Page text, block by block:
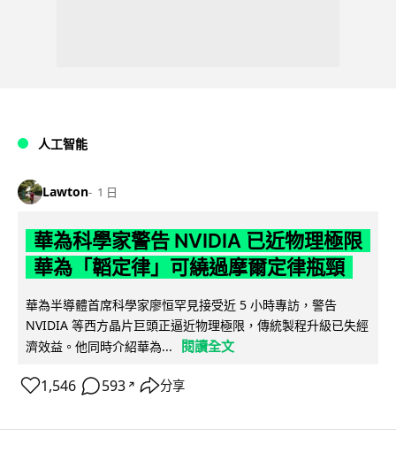
人工智能
Lawton 1 日
華為科學家警告 NVIDIA 已近物理極限
華為「韜定律」可繞過摩爾定律瓶頸
華為半導體首席科學家廖恒罕見接受近 5 小時專訪，警告
NVIDIA 等西方晶片巨頭正逼近物理極限，傳統製程升級已失經
濟效益。他同時介紹華為...
閱讀全文
1,546 593 ↗ 分享